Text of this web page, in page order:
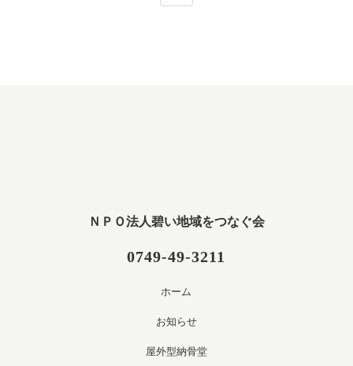
ＮＰＯ法人碧い地域をつなぐ会
0749-49-3211
ホーム
お知らせ
屋外型納骨堂